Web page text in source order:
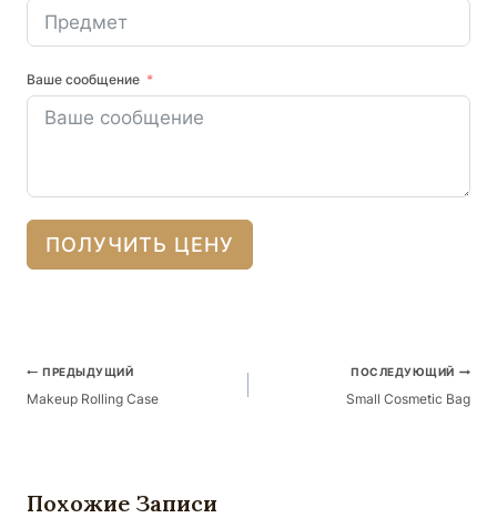
Ваше сообщение
ПОЛУЧИТЬ ЦЕНУ
Навигация
По
ПРЕДЫДУЩИЙ
Makeup Rolling Case
ПОСЛЕДУЮЩИЙ
Small Cosmetic Bag
Похожие Записи